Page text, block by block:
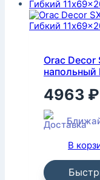
Orac Decor
напольный
4963 ₽
В